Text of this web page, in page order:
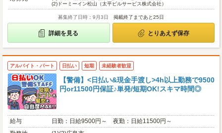
(2) ドーミーイン松山（太平ビルサービス株式会社）
募集終了日時：9月3日 掲載終了まであと25日
詳細を見る とりあえず保存
アルバイト・パート 日払い 短期 未経験者歓迎
【警備】<日払い&現金手渡し>4h以上勤務で9500
円or11500円保証♪単発/短期OK!スキマ時間◎
給与
日勤：日給9500円～ 夜勤：日給11500円～